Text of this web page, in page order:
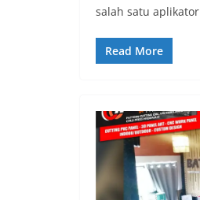
salah satu aplikator
Read More